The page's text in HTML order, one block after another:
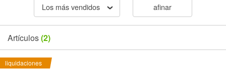
Los más vendidos afinar
Artículos(2)
liquidaciones